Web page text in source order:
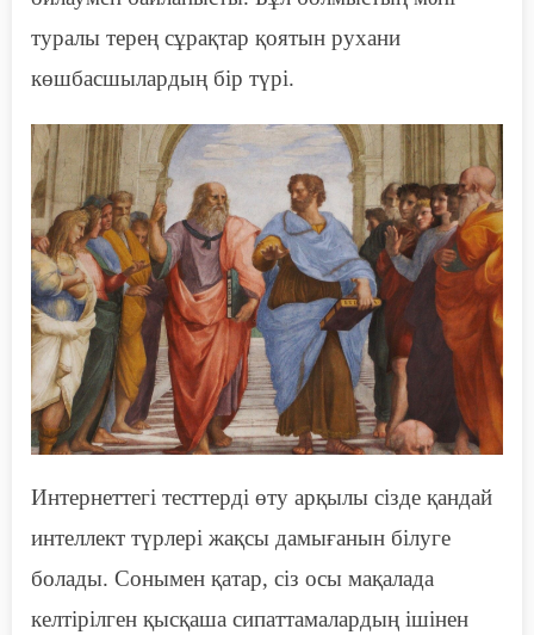
туралы терең сұрақтар қоятын рухани
көшбасшылардың бір түрі.
Интернеттегі тесттерді өту арқылы сізде қандай
интеллект түрлері жақсы дамығанын білуге
болады. Сонымен қатар, сіз осы мақалада
келтірілген қысқаша сипаттамалардың ішінен